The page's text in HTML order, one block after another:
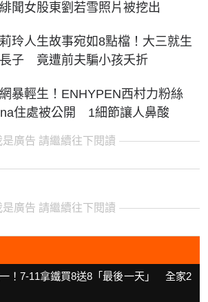
聞女股東劉若雪照片被挖出
玲人生故事宛如8點檔！大三就生
子 竟遭前夫騙小孩夭折
暴輕生！ENHYPEN西村力粉絲
住處被公開 1細節讓人鼻酸
是廣告 請繼續往下閱讀
是廣告 請繼續往下閱讀
！7-11拿鐵買8送8「最後一天」 全家2